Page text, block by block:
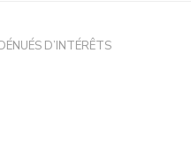
D’INTÉRÊTS